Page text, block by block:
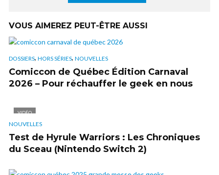
VOUS AIMEREZ PEUT-ÊTRE AUSSI
DOSSIERS, HORS SÉRIES, NOUVELLES
Comiccon de Québec Édition Carnaval
2026 – Pour réchauffer le geek en nous
VIDÉO
NOUVELLES
Test de Hyrule Warriors : Les Chroniques
du Sceau (Nintendo Switch 2)